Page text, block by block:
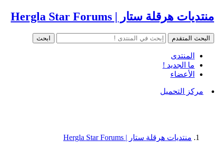
منتديات هرقلة ستار | Hergla Star Forums
المنتدى
ما الجديد !
الأعضاء
مركز التحميل
منتديات هرقلة ستار | Hergla Star Forums